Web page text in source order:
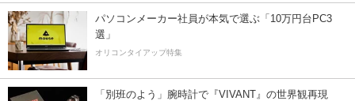
パソコンメーカー社員が本気で選ぶ「10万円台PC3
選」
オリコンタイアップ特集
「別班のよう」腕時計で『VIVANT』の世界観再現